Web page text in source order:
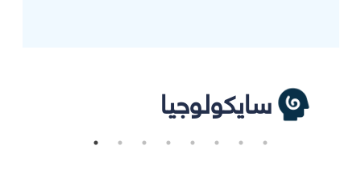
سايكولوجيا